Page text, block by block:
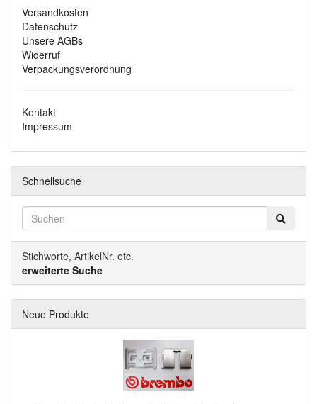
Versandkosten
Datenschutz
Unsere AGBs
Widerruf
Verpackungsverordnung
Kontakt
Impressum
Schnellsuche
Stichworte, ArtikelNr. etc.
erweiterte Suche
Neue Produkte